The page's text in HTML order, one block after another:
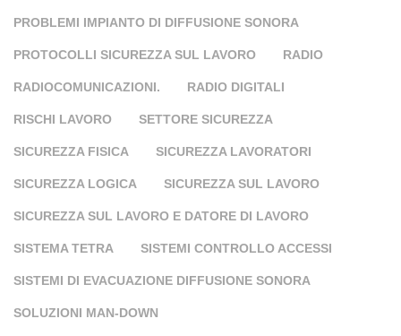
PROBLEMI IMPIANTO DI DIFFUSIONE SONORA
PROTOCOLLI SICUREZZA SUL LAVORO RADIO
RADIOCOMUNICAZIONI. RADIO DIGITALI
RISCHI LAVORO SETTORE SICUREZZA
SICUREZZA FISICA SICUREZZA LAVORATORI
SICUREZZA LOGICA SICUREZZA SUL LAVORO
SICUREZZA SUL LAVORO E DATORE DI LAVORO
SISTEMA TETRA SISTEMI CONTROLLO ACCESSI
SISTEMI DI EVACUAZIONE DIFFUSIONE SONORA
SOLUZIONI MAN-DOWN